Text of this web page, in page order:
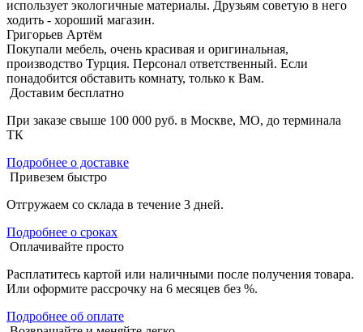
использует экологичные материалы. Друзьям советую в него
ходить - хороший магазин.
Григорьев Артём
Покупали мебель, очень красивая и оригинальная,
производство Турция. Персонал ответственный. Если
понадобится обставить комнату, только к Вам.
Доставим бесплатно
При заказе свыше 100 000 руб. в Москве, МО, до терминала
ТК
Подробнее о доставке
Привезем быстро
Отгружаем со склада в течение 3 дней.
Подробнее о сроках
Оплачивайте просто
Расплатитесь картой или наличными после получения товара.
Или оформите рассрочку на 6 месяцев без %.
Подробнее об оплате